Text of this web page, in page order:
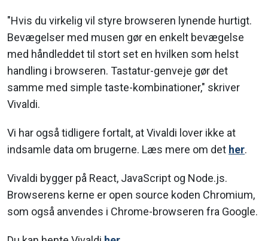
"Hvis du virkelig vil styre browseren lynende hurtigt.
Bevægelser med musen gør en enkelt bevægelse
med håndleddet til stort set en hvilken som helst
handling i browseren. Tastatur-genveje gør det
samme med simple taste-kombinationer," skriver
Vivaldi.
Vi har også tidligere fortalt, at Vivaldi lover ikke at
indsamle data om brugerne. Læs mere om det her.
Vivaldi bygger på React, JavaScript og Node.js.
Browserens kerne er open source koden Chromium,
som også anvendes i Chrome-browseren fra Google.